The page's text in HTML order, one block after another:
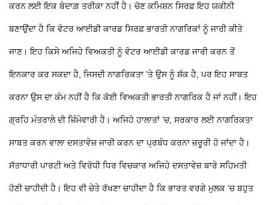
ਕਰਨ ਲਈ ਇਕ ਬੇਦਾਗ਼ ਤਰੀਕਾ ਨਹੀਂ ਹੈ। ਚੋਣ ਕਮਿਸ਼ਨ ਸਿਰਫ਼ ਇਹ ਯਕੀਨੀ
ਬਣਾਉਂਦਾ ਹੈ ਕਿ ਵੋਟਰ ਆਈਡੀ ਕਾਰਡ ਸਿਰਫ਼ ਭਾਰਤੀ ਨਾਗਰਿਕਾਂ ਨੂੰ ਜਾਰੀ ਕੀਤੇ
ਜਾਣ। ਇਹ ਕਿਸੇ ਅਜਿਹੇ ਵਿਅਕਤੀ ਨੂੰ ਵੋਟਰ ਆਈਡੀ ਕਾਰਡ ਜਾਰੀ ਕਰਨ ਤੋਂ
ਇਨਕਾਰ ਕਰ ਸਕਦਾ ਹੈ, ਜਿਸਦੀ ਨਾਗਰਿਕਤਾ ’ਤੇ ਉਸ ਨੂੰ ਸ਼ੱਕ ਹੈ, ਪਰ ਇਹ ਸਾਬਤ
ਕਰਨਾ ਉਸ ਦਾ ਕੰਮ ਨਹੀਂ ਹੈ ਕਿ ਕੋਈ ਵਿਅਕਤੀ ਭਾਰਤੀ ਨਾਗਰਿਕ ਹੈ ਜਾਂ ਨਹੀਂ। ਇਹ
ਗ੍ਰਹਿ ਮੰਤਰਾਲੇ ਦੀ ਜ਼ਿੰਮੇਵਾਰੀ ਹੈ। ਅਜਿਹੇ ਹਾਲਾਤਾਂ ’ਚ, ਸਰਕਾਰ ਲਈ ਨਾਗਰਿਕਤਾ
ਸਾਬਤ ਕਰਨ ਵਾਲਾ ਦਸਤਾਵੇਜ਼ ਜਾਰੀ ਕਰਨ ਦਾ ਪ੍ਰਬੰਧ ਕਰਨਾ ਜ਼ਰੂਰੀ ਹੋ ਜਾਂਦਾ ਹੈ।
ਸੱਤਾਧਾਰੀ ਪਾਰਟੀ ਅਤੇ ਵਿਰੋਧੀ ਧਿਰ ਵਿਚਕਾਰ ਅਜਿਹੇ ਦਸਤਾਵੇਜ਼ ਬਾਰੇ ਸਹਿਮਤੀ
ਹੋਣੀ ਚਾਹੀਦੀ ਹੈ। ਇਹ ਵੀ ਚੇਤੇ ਰੱਖਣਾ ਚਾਹੀਦਾ ਹੈ ਕਿ ਭਾਰਤ ਵਰਗੇ ਮੁਲਕ ’ਚ ਬਹੁਤ